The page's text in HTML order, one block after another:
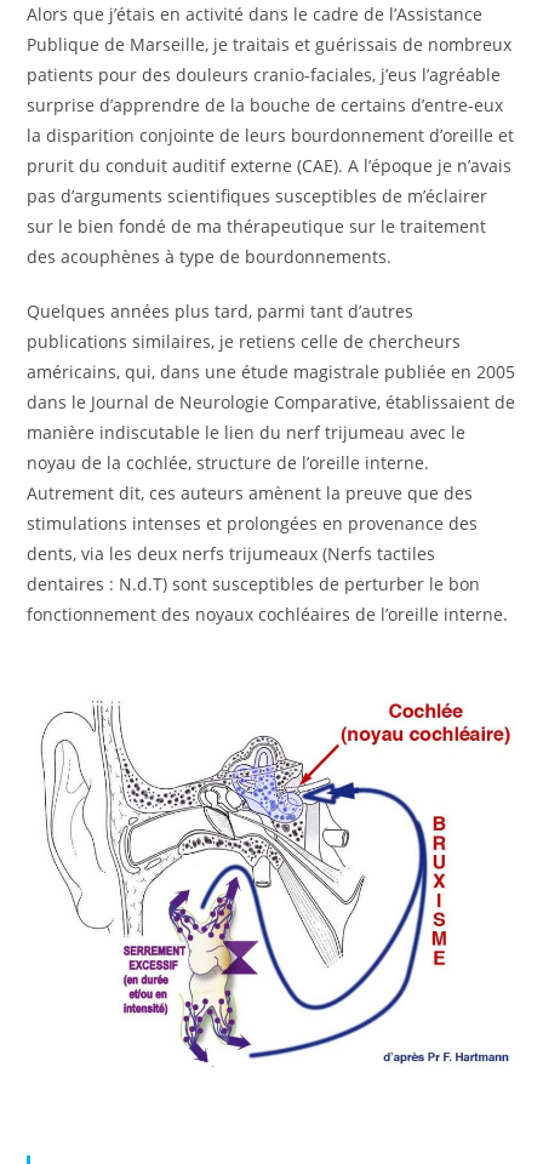
Alors que j’étais en activité dans le cadre de l’Assistance
Publique de Marseille, je traitais et guérissais de nombreux
patients pour des douleurs cranio-faciales, j’eus l’agréable
surprise d’apprendre de la bouche de certains d’entre-eux
la disparition conjointe de leurs bourdonnement d’oreille et
prurit du conduit auditif externe (CAE). A l’époque je n’avais
pas d’arguments scientifiques susceptibles de m’éclairer
sur le bien fondé de ma thérapeutique sur le traitement
des acouphènes à type de bourdonnements.
Quelques années plus tard, parmi tant d’autres
publications similaires, je retiens celle de chercheurs
américains, qui, dans une étude magistrale publiée en 2005
dans le Journal de Neurologie Comparative, établissaient de
manière indiscutable le lien du nerf trijumeau avec le
noyau de la cochlée, structure de l’oreille interne.
Autrement dit, ces auteurs amènent la preuve que des
stimulations intenses et prolongées en provenance des
dents, via les deux nerfs trijumeaux (Nerfs tactiles
dentaires : N.d.T) sont susceptibles de perturber le bon
fonctionnement des noyaux cochléaires de l’oreille interne.